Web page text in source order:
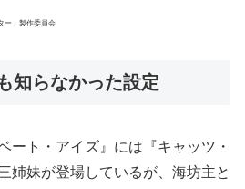
ー」製作委員会
知らなかった設定
ート・アイズ』には『キャッツ・
姉妹が登場しているが、海坊主と